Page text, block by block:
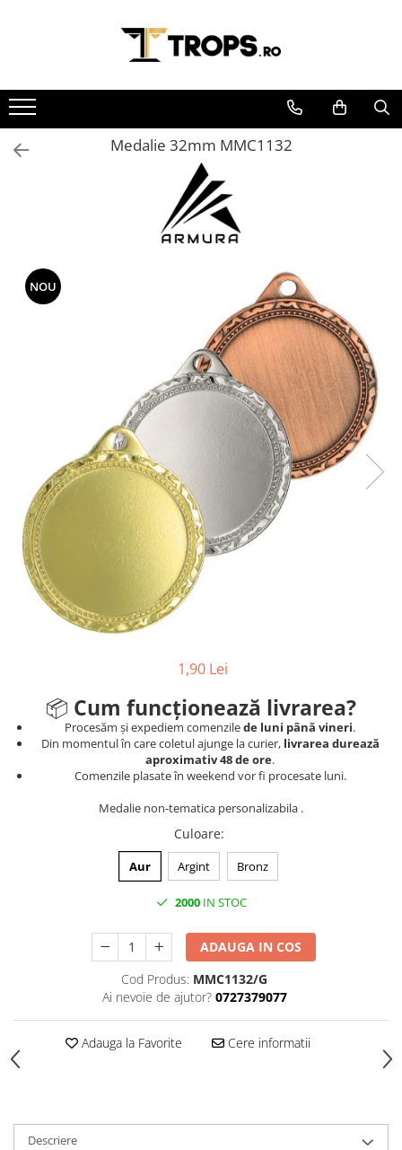
Sporturi
Arte Martiale
Atletism
Fotbal
Tenis de camp
Tenis de Masa
Volei
Alte ramuri sportive
Cupe
Cupe economice
Accesorii Cupe
Personalizari Cupe
Medalii Tematice
Medalii Non-Tematice
Suport medalii
Trofee Lemn
Trofee Rasina
Accesorii Trofee
Medalie 32mm MMC1132
NOU
1,90 Lei
📦 Cum funcționează livrarea?
Procesăm și expediem comenzilede luni până vineri.
Din momentul în care coletul ajunge la curier, livrarea durează
aproximativ 48 de ore.
Comenzile plasate în weekend vor fi procesate luni.
Medalie non-tematica personalizabila .
Culoare:
Aur Argint Bronz
2000IN STOC
ADAUGA IN COS
Cod Produs: MMC1132/G
Ai nevoie de ajutor? 0727379077
Adauga la Favorite Cere informatii
Descriere